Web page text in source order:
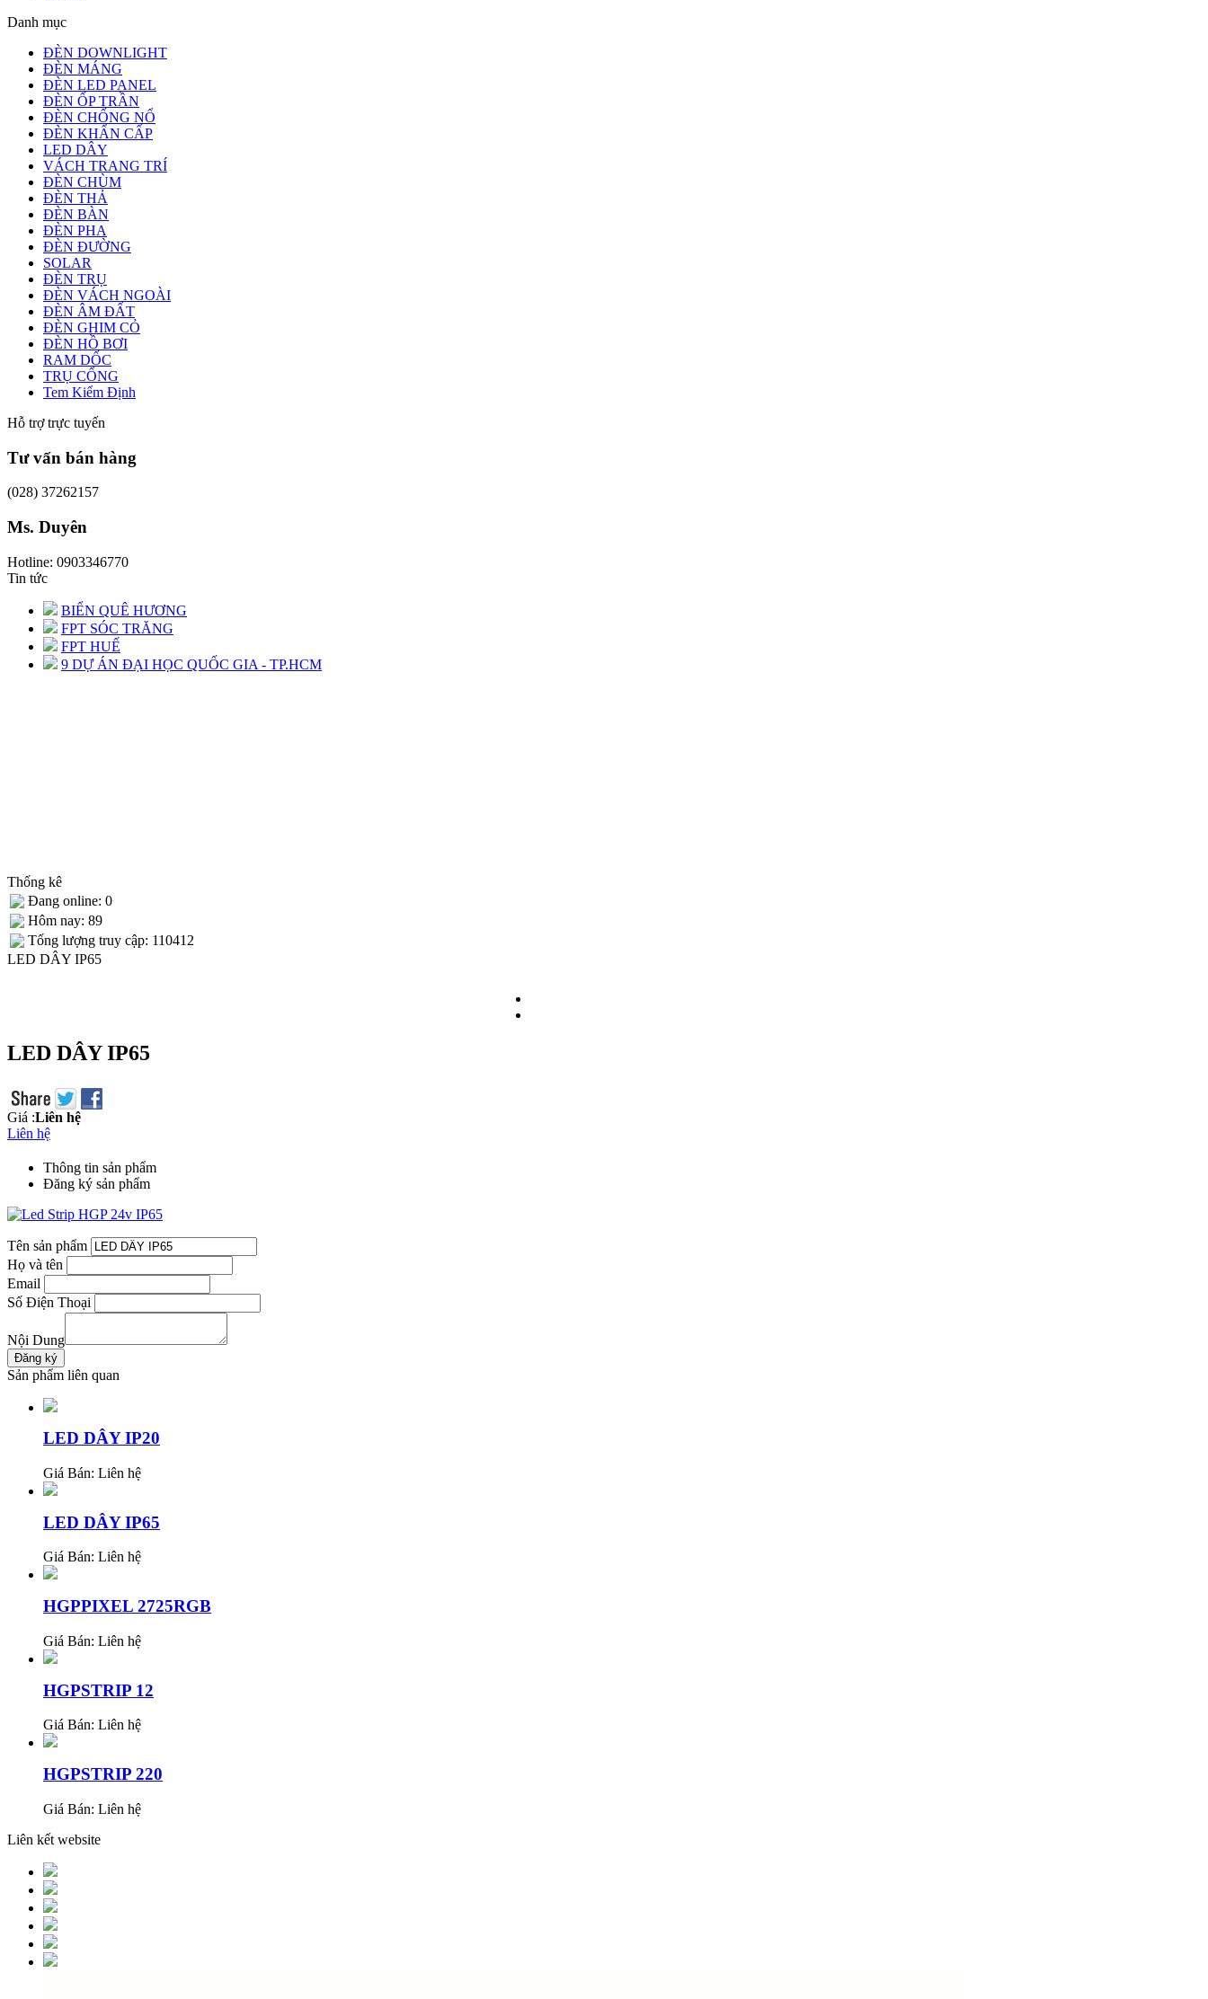
Danh mục
ĐÈN DOWNLIGHT
ĐÈN MÁNG
ĐÈN LED PANEL
ĐÈN ỐP TRẦN
ĐÈN CHỐNG NỔ
ĐÈN KHẨN CẤP
LED DÂY
VÁCH TRANG TRÍ
ĐÈN CHÙM
ĐÈN THẢ
ĐÈN BÀN
ĐÈN PHA
ĐÈN ĐƯỜNG
SOLAR
ĐÈN TRỤ
ĐÈN VÁCH NGOÀI
ĐÈN ÂM ĐẤT
ĐÈN GHIM CỎ
ĐÈN HỒ BƠI
RAM DỐC
TRỤ CỔNG
Tem Kiểm Định
Hỗ trợ trực tuyến
Tư vấn bán hàng
(028) 37262157
Ms. Duyên
Hotline: 0903346770
Tin tức
BIỂN QUÊ HƯƠNG
FPT SÓC TRĂNG
FPT HUẾ
9 DỰ ÁN ĐẠI HỌC QUỐC GIA - TP.HCM
Thống kê
Đang online: 0
Hôm nay: 89
Tống lượng truy cập: 110412
LED DÂY IP65
LED DÂY IP65
Giá :Liên hệ
Liên hệ
Thông tin sản phẩm
Đăng ký sản phẩm
Tên sản phẩm
Họ và tên
Email
Số Điện Thoại
Nội Dung
Sản phẩm liên quan
LED DÂY IP20
Giá Bán: Liên hệ
LED DÂY IP65
Giá Bán: Liên hệ
HGPPIXEL 2725RGB
Giá Bán: Liên hệ
HGPSTRIP 12
Giá Bán: Liên hệ
HGPSTRIP 220
Giá Bán: Liên hệ
Liên kết website